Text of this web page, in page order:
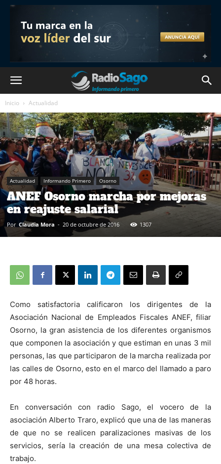
Inicio Actualidad
Actualidad Informando Primero Osorno
ANEF Osorno marcha por mejoras
en reajuste salarial
Por Claudia Mora - 20 de octubre de 2016 1307
Como satisfactoria calificaron los dirigentes de la
Asociación Nacional de Empleados Fiscales ANEF, filiar
Osorno, la gran asistencia de los diferentes organismos
que componen la asociación y que estiman en unas 3 mil
personas, las que participaron de la marcha realizada por
las calles de Osorno, esto en el marco del llamado a paro
por 48 horas.
En conversación con radio Sago, el vocero de la
asociación Alberto Traro, explicó que una de las maneras
de que no se realicen paralizaciones masivas de los
servicios, sería la creación de una mesa colectiva de
trabajo.